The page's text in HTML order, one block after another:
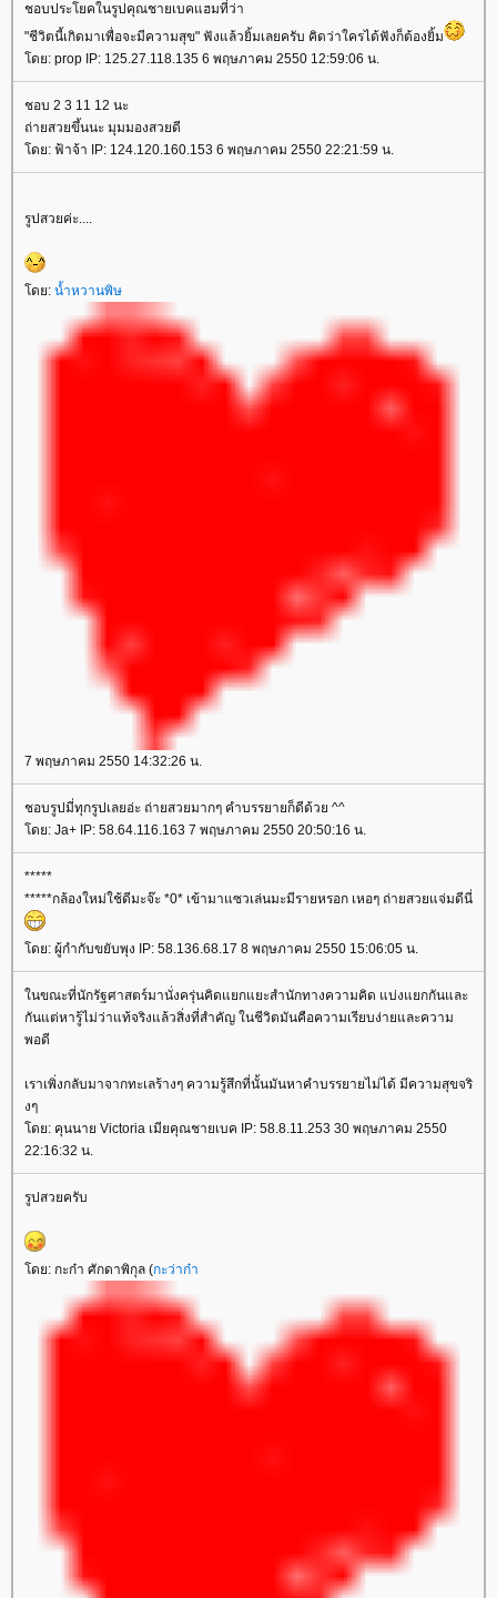
ชอบประโยคในรูปคุณชายเบคแฮมที่ว่า
"ชีวิตนี้เกิดมาเพื่อจะมีความสุข" ฟังแล้วยิ้มเลยครับ คิดว่าใครได้ฟังก็ต้องยิ้ม
ดย: prop IP: 125.27.118.135 6 พฤษภาคม 2550 12:59:06 น.
ชอบ 2 3 11 12 นะ
ถ่ายสวยขึ้นนะ มุมมองสวยดี
ดย: ฟ้าจ้า IP: 124.120.160.153 6 พฤษภาคม 2550 22:21:59 น.
รูปสวยค่ะ....
ดย: น้ำหวานพิษ
7 พฤษภาคม 2550 14:32:26 น.
ชอบรูปมี่ทุกรูปเลยอ่ะ ถ่ายสวยมากๆ คำบรรยายก็ดีด้วย ^^
ดย: Ja+ IP: 58.64.116.163 7 พฤษภาคม 2550 20:50:16 น.
*****
*****กล้องใหม่ใช้ดีมะจ๊ะ *0* เข้ามาแซวเล่นมะมีรายหรอก เหอๆ ถ่ายสวยแจ่มดีนี่
ดย: ผู้กำกับขยับพุง IP: 58.136.68.17 8 พฤษภาคม 2550 15:06:05 น.
นขณะที่นักรัฐศาสตร์มานั่งครุ่นคิดแยกแยะสำนักทางความคิด แบ่งแยกกันและ
กันแต่หารู้ไม่ว่าแท้จริงแล้วสิ่งที่สำคัญ ในชีวิตมันคือความเรียบง่ายและความ
พอดี
เราเพิ่งกลับมาจากทะเลร้างๆ ความรู้สึกที่นั้นมันหาคำบรรยายไม่ได้ มีความสุขจริ
งๆ
ดย: คุนนาย Victoria เมียคุณชายเบค IP: 58.8.11.253 30 พฤษภาคม 2550
22:16:32 น.
รูปสวยครับ
ดย: กะก๋า ศักดาพิกุล (กะว่าก๋า